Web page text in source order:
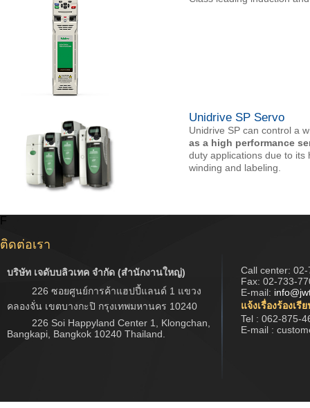
Unidrive SP Servo
Unidrive SP can control a
as a high performance
duty applications due to its
winding and labeling.
F
ติดต่อเรา
บริษัท เจดับบลิวเทค จำกัด (สำนักงานใหญ่)
226 ซอยศูนย์การค้าแฮปปี้แลนด์ 1 แขวง
คลองจั่น เขตบางกะปิ กรุงเทพมหานคร 10240
226 Soi Happyland Center 1, Klongchan,
Bangkapi, Bangkok 10240 Thailand.
Call center: 02-
Fax: 02-733-
E-mail:
แจ้งเรื่องร้องเรี
Tel : 062-875-
E-mail :